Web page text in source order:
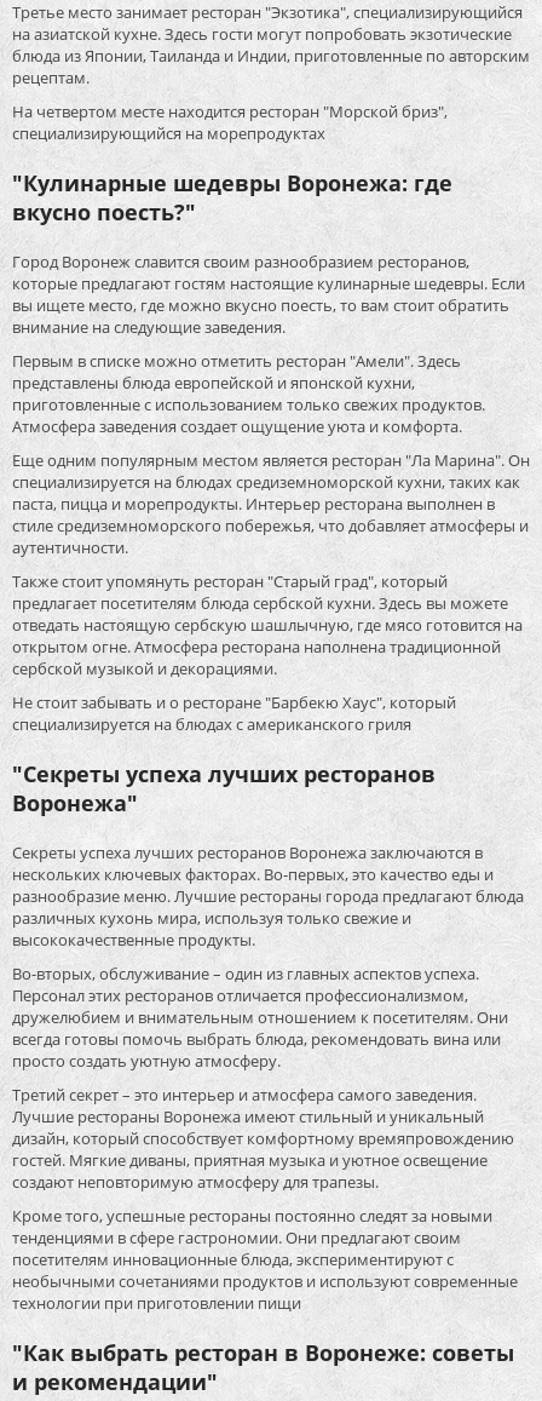
Третье место занимает ресторан "Экзотика", специализирующийся
на азиатской кухне. Здесь гости могут попробовать экзотические
блюда из Японии, Таиланда и Индии, приготовленные по авторским
рецептам.
На четвертом месте находится ресторан "Морской бриз",
специализирующийся на морепродуктах
"Кулинарные шедевры Воронежа: где
вкусно поесть?"
Город Воронеж славится своим разнообразием ресторанов,
которые предлагают гостям настоящие кулинарные шедевры. Если
вы ищете место, где можно вкусно поесть, то вам стоит обратить
внимание на следующие заведения.
Первым в списке можно отметить ресторан "Амели". Здесь
представлены блюда европейской и японской кухни,
приготовленные с использованием только свежих продуктов.
Атмосфера заведения создает ощущение уюта и комфорта.
Еще одним популярным местом является ресторан "Ла Марина". Он
специализируется на блюдах средиземноморской кухни, таких как
паста, пицца и морепродукты. Интерьер ресторана выполнен в
стиле средиземноморского побережья, что добавляет атмосферы и
аутентичности.
Также стоит упомянуть ресторан "Старый град", который
предлагает посетителям блюда сербской кухни. Здесь вы можете
отведать настоящую сербскую шашлычную, где мясо готовится на
открытом огне. Атмосфера ресторана наполнена традиционной
сербской музыкой и декорациями.
Не стоит забывать и о ресторане "Барбекю Хаус", который
специализируется на блюдах с американского гриля
"Секреты успеха лучших ресторанов
Воронежа"
Секреты успеха лучших ресторанов Воронежа заключаются в
нескольких ключевых факторах. Во-первых, это качество еды и
разнообразие меню. Лучшие рестораны города предлагают блюда
различных кухонь мира, используя только свежие и
высококачественные продукты.
Во-вторых, обслуживание – один из главных аспектов успеха.
Персонал этих ресторанов отличается профессионализмом,
дружелюбием и внимательным отношением к посетителям. Они
всегда готовы помочь выбрать блюда, рекомендовать вина или
просто создать уютную атмосферу.
Третий секрет – это интерьер и атмосфера самого заведения.
Лучшие рестораны Воронежа имеют стильный и уникальный
дизайн, который способствует комфортному времяпровождению
гостей. Мягкие диваны, приятная музыка и уютное освещение
создают неповторимую атмосферу для трапезы.
Кроме того, успешные рестораны постоянно следят за новыми
тенденциями в сфере гастрономии. Они предлагают своим
посетителям инновационные блюда, экспериментируют с
необычными сочетаниями продуктов и используют современные
технологии при приготовлении пищи
"Как выбрать ресторан в Воронеже: советы
и рекомендации"